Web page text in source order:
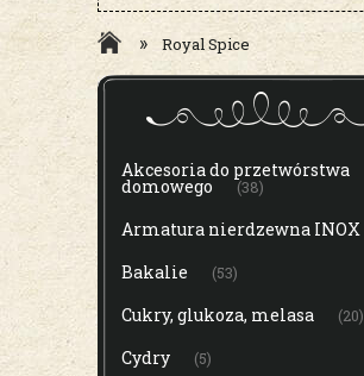
» Royal Spice
MENU
Akcesoria do przetwórstwa
domowego (38)
Armatura nierdzewna INOX
Bakalie (53)
Cukry, glukoza, melasa (20)
Cydry (5)